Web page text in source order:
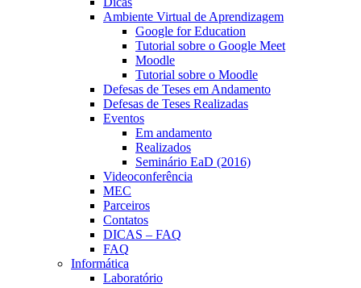
Ambiente Virtual de Aprendizagem
Google for Education
Tutorial sobre o Google Meet
Moodle
Tutorial sobre o Moodle
Defesas de Teses em Andamento
Defesas de Teses Realizadas
Eventos
Em andamento
Realizados
Seminário EaD (2016)
Videoconferência
MEC
Parceiros
Contatos
DICAS – FAQ
FAQ
Informática
Laboratório